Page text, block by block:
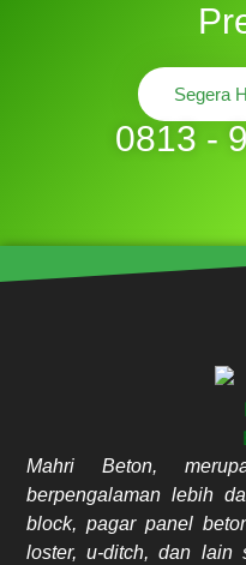
Segera
0813 -
Mahri Beton,
berpengalaman lebih
block, pagar panel
loster, u-ditch, dan lain